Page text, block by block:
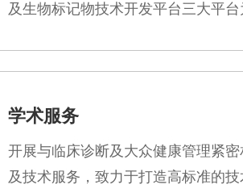
及生物标记物技术开发平台三大平
学术服务
开展与临床诊断及大众健康管理紧
及技术服务，致力于打造高标准的